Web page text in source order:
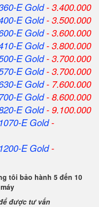
E Gold- 3.400.000
E Gold- 3.500.000
E Gold- 3.600.000
E Gold- 3.800.000
E Gold- 3.700.000
E Gold- 3.700.000
E Gold- 7.600.000
E Gold- 8.600.000
E Gold- 9.100.000
E Gold-
E Gold-
tôi bảo hành 5 đến 10
được tư vấn